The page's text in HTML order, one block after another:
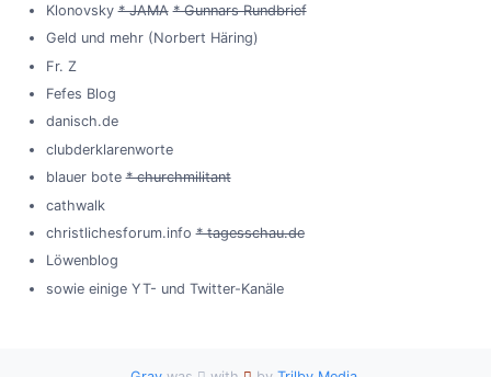
Klonovsky* JAMA * Gunnars Rundbrief
Geld und mehr (Norbert Häring)
Fr. Z
Fefes Blog
danisch.de
clubderklarenworte
blauer bote* churchmilitant
cathwalk
christlichesforum.info* tagesschau.de
Löwenblog
sowie einige YT- und Twitter-Kanäle